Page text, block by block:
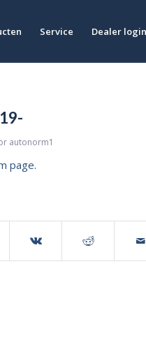
Service Dealer login
autonorm1
page.